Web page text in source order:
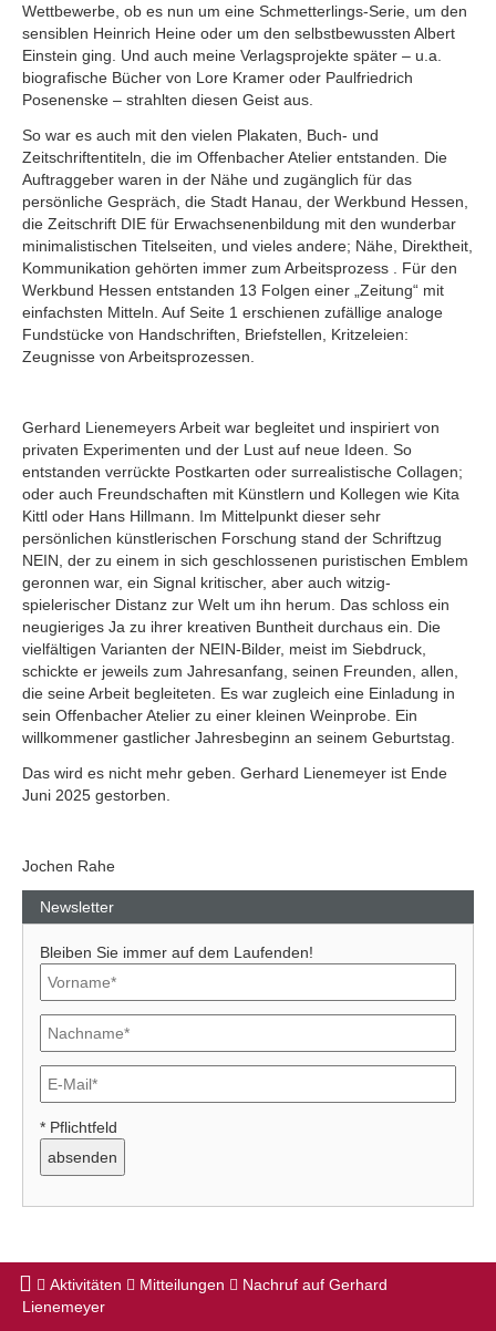
Wettbewerbe, ob es nun um eine Schmetterlings-Serie, um den
sensiblen Heinrich Heine oder um den selbstbewussten Albert
Einstein ging. Und auch meine Verlagsprojekte später – u.a.
biografische Bücher von Lore Kramer oder Paulfriedrich
Posenenske – strahlten diesen Geist aus.
So war es auch mit den vielen Plakaten, Buch- und
Zeitschriftentiteln, die im Offenbacher Atelier entstanden. Die
Auftraggeber waren in der Nähe und zugänglich für das
persönliche Gespräch, die Stadt Hanau, der Werkbund Hessen,
die Zeitschrift DIE für Erwachsenenbildung mit den wunderbar
minimalistischen Titelseiten, und vieles andere; Nähe, Direktheit,
Kommunikation gehörten immer zum Arbeitsprozess . Für den
Werkbund Hessen entstanden 13 Folgen einer „Zeitung“ mit
einfachsten Mitteln. Auf Seite 1 erschienen zufällige analoge
Fundstücke von Handschriften, Briefstellen, Kritzeleien:
Zeugnisse von Arbeitsprozessen.
Gerhard Lienemeyers Arbeit war begleitet und inspiriert von
privaten Experimenten und der Lust auf neue Ideen. So
entstanden verrückte Postkarten oder surrealistische Collagen;
oder auch Freundschaften mit Künstlern und Kollegen wie Kita
Kittl oder Hans Hillmann. Im Mittelpunkt dieser sehr
persönlichen künstlerischen Forschung stand der Schriftzug
NEIN, der zu einem in sich geschlossenen puristischen Emblem
geronnen war, ein Signal kritischer, aber auch witzig-
spielerischer Distanz zur Welt um ihn herum. Das schloss ein
neugieriges Ja zu ihrer kreativen Buntheit durchaus ein. Die
vielfältigen Varianten der NEIN-Bilder, meist im Siebdruck,
schickte er jeweils zum Jahresanfang, seinen Freunden, allen,
die seine Arbeit begleiteten. Es war zugleich eine Einladung in
sein Offenbacher Atelier zu einer kleinen Weinprobe. Ein
willkommener gastlicher Jahresbeginn an seinem Geburtstag.
Das wird es nicht mehr geben. Gerhard Lienemeyer ist Ende
Juni 2025 gestorben.
Jochen Rahe
Newsletter
Bleiben Sie immer auf dem Laufenden!
* Pflichtfeld
Aktivitäten Mitteilungen
Nachruf auf Gerhard
Lienemeyer